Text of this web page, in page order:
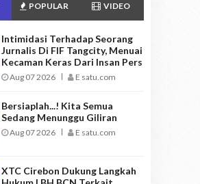
POPULAR VIDEO
Intimidasi Terhadap Seorang
Jurnalis Di FIF Tangcity, Menuai
Kecaman Keras Dari Insan Pers
Aug 07 2026 E satu.com
Bersiaplah...! Kita Semua
Sedang Menunggu Giliran
Aug 07 2026 E satu.com
XTC Cirebon Dukung Langkah